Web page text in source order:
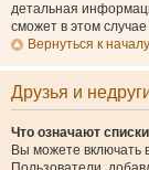
детальная
сможет в этом
Вернуться к началу
Друзья и
Что означают
Вы можете включать